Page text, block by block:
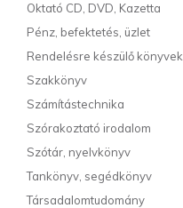
Oktató CD, DVD, Kazetta
Pénz, befektetés, üzlet
Rendelésre készülő könyvek
Szakkönyv
Számítástechnika
Szórakoztató irodalom
Szótár, nyelvkönyv
Tankönyv, segédkönyv
Társadalomtudomány